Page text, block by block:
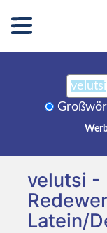
velutsi -
Latein/